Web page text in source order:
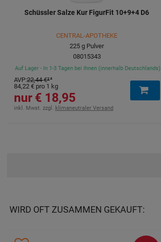
Schüssler Salze Kur FigurFit 10+9+4 D6
CENTRAL-APOTHEKE
225 g Pulver
08015343
18,95 €
AVP:22,44 €²
Auf Lager - In 1-3 Tagen bei Ihnen (innerhalb Deutschlands)
inkl. Mwst. zzgl. klimaneutraler Versand
84,22 € pro 1 kg
WIRD OFT ZUSAMMEN GEKAUFT: